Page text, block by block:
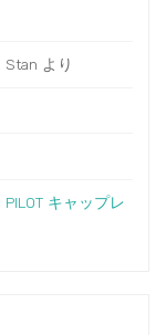
Stan より
PILOT キャップレ